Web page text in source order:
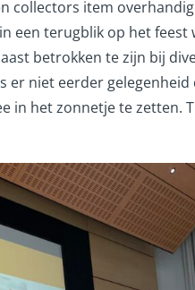
collectors item
een terugblik op het feest
betrokken te zijn bij
er niet eerder gelegenheid
in het zonnetje te zetten.